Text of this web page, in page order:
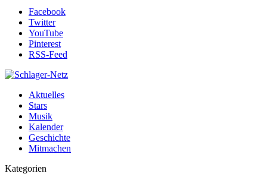
Facebook
Twitter
YouTube
Pinterest
RSS-Feed
Aktuelles
Stars
Musik
Kalender
Geschichte
Mitmachen
Kategorien